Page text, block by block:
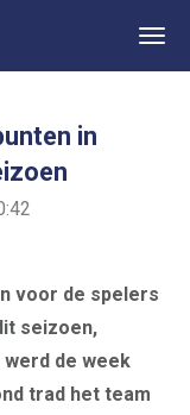
in
voor de spelers
seizoen,
de week
trad het team